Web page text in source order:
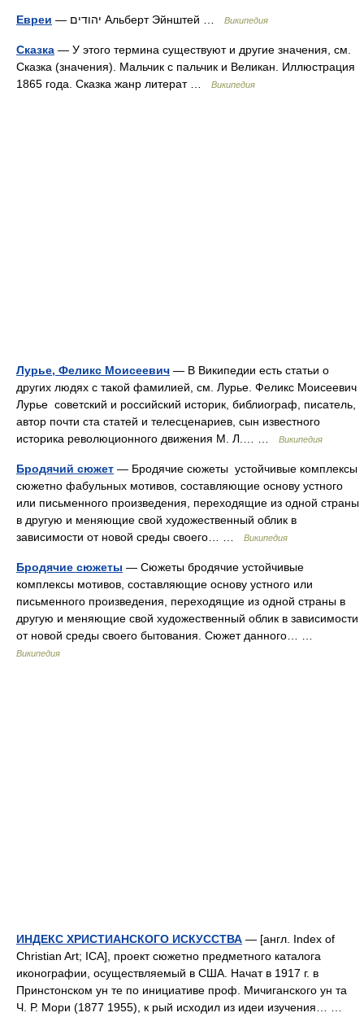
Евреи — יהודים Альберт Эйнштей … Википедия
Сказка — У этого термина существуют и другие значения, см.
Сказка (значения). Мальчик с пальчик и Великан. Иллюстрация
1865 года. Сказка жанр литерат …
Википедия
Лурье, Феликс Моисеевич — В Википедии есть статьи о
других людях с такой фамилией, см. Лурье. Феликс Моисеевич
Лурье советский и российский историк, библиограф, писатель,
автор почти ста статей и телесценариев, сын известного
историка революционного движения М. Л.… …
Википедия
Бродячий сюжет — Бродячие сюжеты устойчивые комплексы
сюжетно фабульных мотивов, составляющие основу устного
или письменного произведения, переходящие из одной страны
в другую и меняющие свой художественный облик в
зависимости от новой среды своего… …
Википедия
Бродячие сюжеты — Сюжеты бродячие устойчивые
комплексы мотивов, составляющие основу устного или
письменного произведения, переходящие из одной страны в
другую и меняющие свой художественный облик в зависимости
от новой среды своего бытования. Сюжет данного… …
Википедия
ИНДЕКС ХРИСТИАНСКОГО ИСКУССТВА — [англ. Index of
Christian Art; ICA], проект сюжетно предметного каталога
иконографии, осуществляемый в США. Начат в 1917 г. в
Принстонском ун те по инициативе проф. Мичиганского ун та
Ч. Р. Мори (1877 1955), к рый исходил из идеи изучения… …